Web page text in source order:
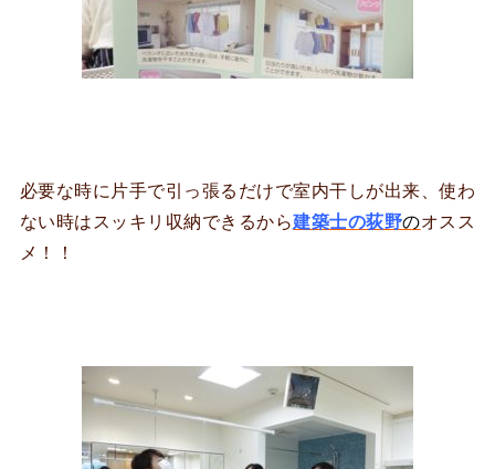
必要な時に片手で引っ張るだけで室内干しが出来、使わ
ない時はスッキリ収納できるから建築士の荻野のオスス
メ！！